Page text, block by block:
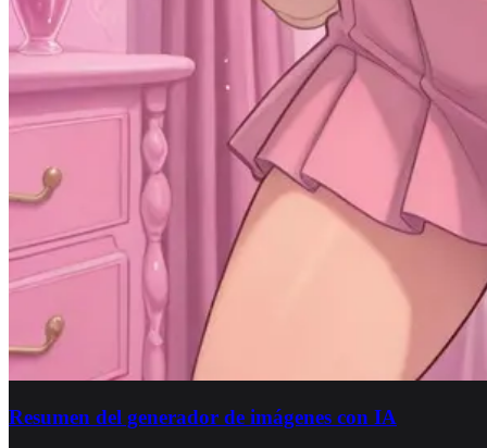
Resumen del generador de imágenes con IA